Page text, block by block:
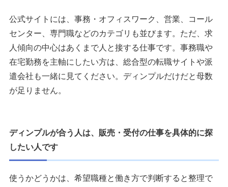
公式サイトには、事務・オフィスワーク、営業、コール
センター、専門職などのカテゴリも並びます。ただ、求
人傾向の中心はあくまで人と接する仕事です。事務職や
在宅勤務を主軸にしたい方は、総合型の転職サイトや派
遣会社も一緒に見てください。ディンプルだけだと母数
が足りません。
ディンプルが合う人は、販売・受付の仕事を具体的に探
したい人です
使うかどうかは、希望職種と働き方で判断すると整理で